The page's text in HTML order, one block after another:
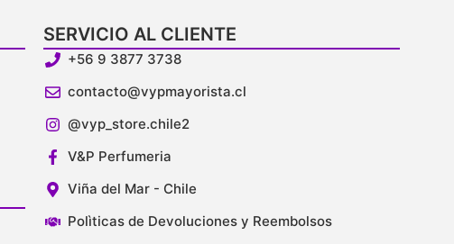
SERVICIO AL CLIENTE
+56 9 3877 3738
contacto@vypmayorista.cl
@vyp_store.chile2
V&P Perfumeria
Viña del Mar - Chile
Polìticas de Devoluciones y Reembolsos